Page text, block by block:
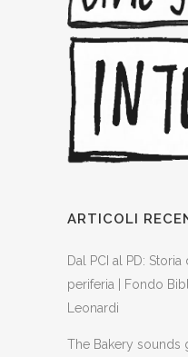
ARTICOLI
Dal PCI al PD:
periferia | Fondo
Leonardi
The Bakery sounds